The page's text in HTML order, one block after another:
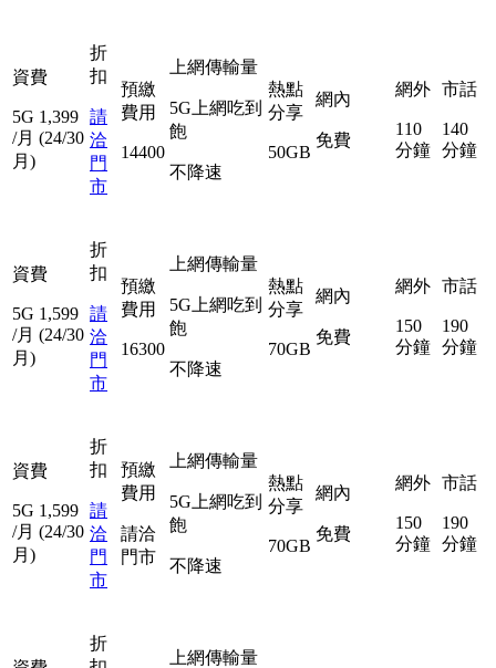
資費
5G 1,399
/月 (24/30
月)
折
扣
請
洽
門
市
預繳
費用
14400
上網傳輸量
5G上網吃到
飽
不降速
熱點
分享
50GB
網內
免費
網外
110
分鐘
市話
140
分鐘
資費
5G 1,599
/月 (24/30
月)
折
扣
請
洽
門
市
預繳
費用
16300
上網傳輸量
5G上網吃到
飽
不降速
熱點
分享
70GB
網內
免費
網外
150
分鐘
市話
190
分鐘
資費
5G 1,599
/月 (24/30
月)
折
扣
請
洽
門
市
預繳
費用
請洽
門市
上網傳輸量
5G上網吃到
飽
不降速
熱點
分享
70GB
網內
免費
網外
150
分鐘
市話
190
分鐘
折
上網傳輸量